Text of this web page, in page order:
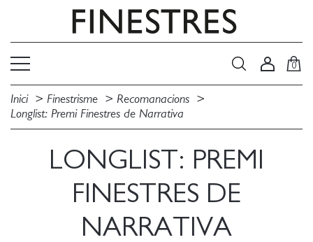
0
Inici Finestrisme
Recomanacions
Longlist: Premi Finestres de Narrativa
LONGLIST: PREMI
FINESTRES DE
NARRATIVA